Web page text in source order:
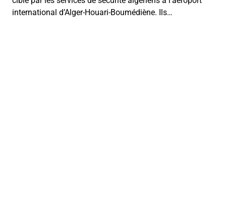
international d’Alger-Houari-Boumédiène. Ils…